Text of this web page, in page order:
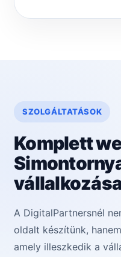
SZOLGÁLTATÁSOK
Komplett
A DigitalPartnersnél
oldalt készítünk,
amely illeszkedik a